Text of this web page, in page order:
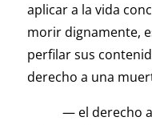
aplicar a la vida
morir dignamente,
perfilar sus
derecho a una
— el derecho a